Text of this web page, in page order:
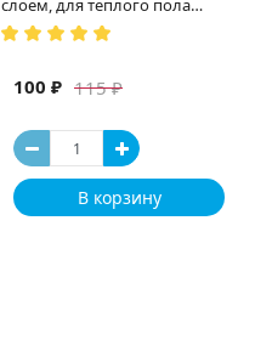
слоем, для теплого пола
(Испания)
115 ₽
100 ₽
В корзину